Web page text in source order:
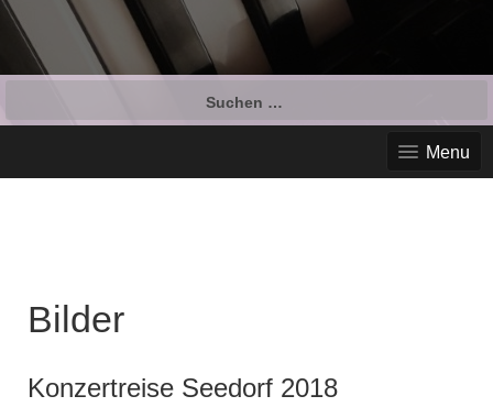
Menu
Bilder
Konzertreise Seedorf 2018